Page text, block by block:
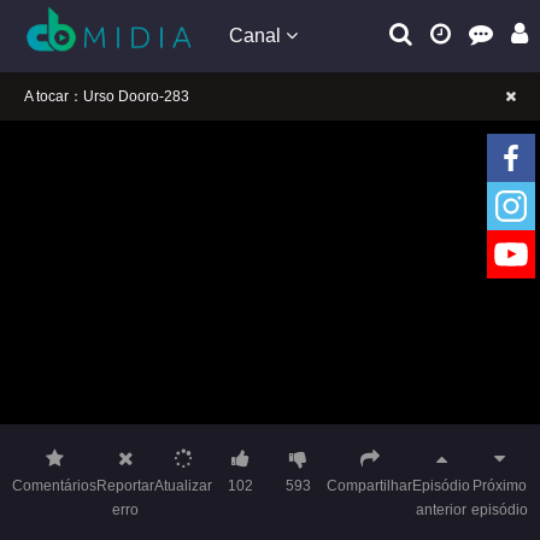
Canal
A tocar：Urso Dooro-283
ComentáriosReportar
erro
Atualizar 102 593 CompartilharEpisódio
anterior
Próximo
episódio